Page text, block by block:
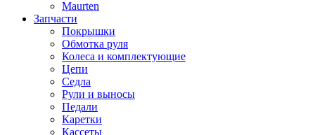
Maurten
Запчасти
Покрышки
Обмотка руля
Колеса и комплектующие
Цепи
Седла
Рули и выносы
Педали
Каретки
Кассеты